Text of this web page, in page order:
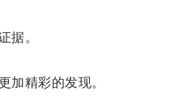
据。
精彩的发现。